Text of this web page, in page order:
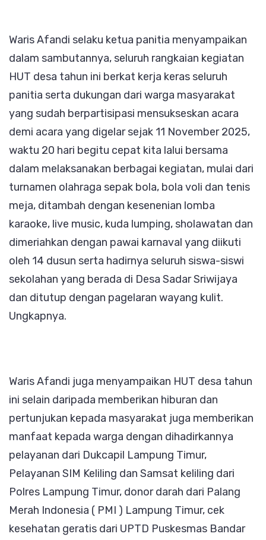
Waris Afandi selaku ketua panitia menyampaikan
dalam sambutannya, seluruh rangkaian kegiatan
HUT desa tahun ini berkat kerja keras seluruh
panitia serta dukungan dari warga masyarakat
yang sudah berpartisipasi mensukseskan acara
demi acara yang digelar sejak 11 November 2025,
waktu 20 hari begitu cepat kita lalui bersama
dalam melaksanakan berbagai kegiatan, mulai dari
turnamen olahraga sepak bola, bola voli dan tenis
meja, ditambah dengan kesenenian lomba
karaoke, live music, kuda lumping, sholawatan dan
dimeriahkan dengan pawai karnaval yang diikuti
oleh 14 dusun serta hadirnya seluruh siswa-siswi
sekolahan yang berada di Desa Sadar Sriwijaya
dan ditutup dengan pagelaran wayang kulit.
Ungkapnya.
Waris Afandi juga menyampaikan HUT desa tahun
ini selain daripada memberikan hiburan dan
pertunjukan kepada masyarakat juga memberikan
manfaat kepada warga dengan dihadirkannya
pelayanan dari Dukcapil Lampung Timur,
Pelayanan SIM Keliling dan Samsat keliling dari
Polres Lampung Timur, donor darah dari Palang
Merah Indonesia ( PMI ) Lampung Timur, cek
kesehatan geratis dari UPTD Puskesmas Bandar